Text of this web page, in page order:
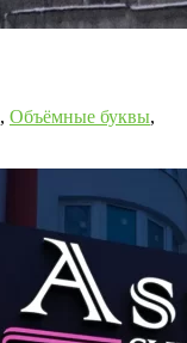
, Объёмные буквы,